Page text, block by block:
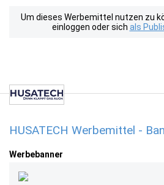
Um dieses Werbemittel nutzen zu
einloggen oder sich als
HUSATECH Werbemittel -
Werbebanner